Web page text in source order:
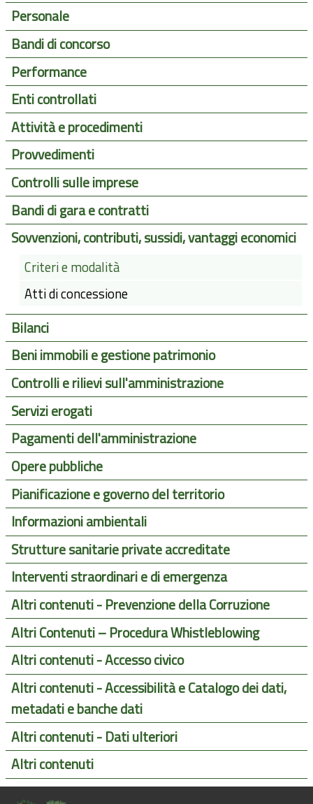
Personale
Bandi di concorso
Performance
Enti controllati
Attività e procedimenti
Provvedimenti
Controlli sulle imprese
Bandi di gara e contratti
Sovvenzioni, contributi, sussidi, vantaggi economici
Criteri e modalità
Atti di concessione
Bilanci
Beni immobili e gestione patrimonio
Controlli e rilievi sull'amministrazione
Servizi erogati
Pagamenti dell'amministrazione
Opere pubbliche
Pianificazione e governo del territorio
Informazioni ambientali
Strutture sanitarie private accreditate
Interventi straordinari e di emergenza
Altri contenuti - Prevenzione della Corruzione
Altri Contenuti – Procedura Whistleblowing
Altri contenuti - Accesso civico
Altri contenuti - Accessibilità e Catalogo dei dati,
metadati e banche dati
Altri contenuti - Dati ulteriori
Altri contenuti